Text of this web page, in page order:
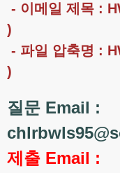
- 이메일 제목 :
)
- 파일 압축명 :
)
질문 Email :
제출 Email :